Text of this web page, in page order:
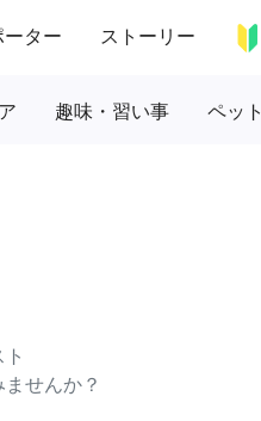
ーター ストーリー
趣味・習い事 ペット
せんか？